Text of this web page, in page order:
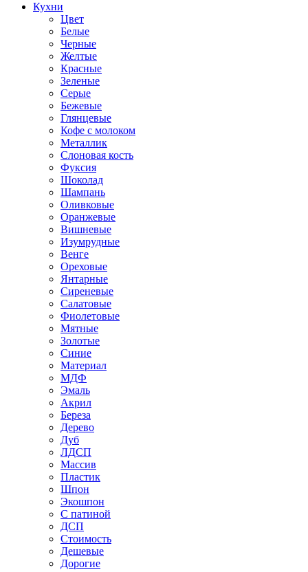
Кухни
Цвет
Белые
Черные
Желтые
Красные
Зеленые
Серые
Бежевые
Глянцевые
Кофе с молоком
Металлик
Слоновая кость
Фуксия
Шоколад
Шампань
Оливковые
Оранжевые
Вишневые
Изумрудные
Венге
Ореховые
Янтарные
Сиреневые
Салатовые
Фиолетовые
Мятные
Золотые
Синие
Материал
МДФ
Эмаль
Акрил
Береза
Дерево
Дуб
ЛДСП
Массив
Пластик
Шпон
Экошпон
С патиной
ДСП
Стоимость
Дешевые
Дорогие